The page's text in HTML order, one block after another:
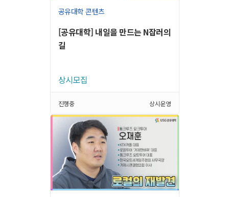
공유대학 콘텐츠
[공유대학] 내일을 만드는 N잡러의
길
상시모집
진행중 상시운영